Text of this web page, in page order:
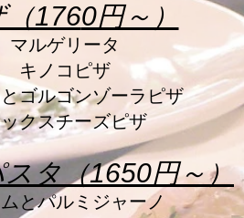
（1760円～）
マルゲリ ータ
キノコピザ
ゴルゴンゾーラピザ
クスチーズピザ
タ （1650円～）
とパルミジャーノ